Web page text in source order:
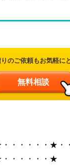
のご依頼もお気軽に
無料相談
・・・・・★・
・・・・・★